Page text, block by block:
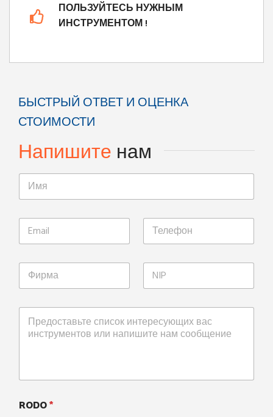
ПОЛЬЗУЙТЕСЬ НУЖНЫМ
ИНСТРУМЕНТОМ !
БЫСТРЫЙ ОТВЕТ И ОЦЕНКА
СТОИМОСТИ
Напишитенам
RODO*